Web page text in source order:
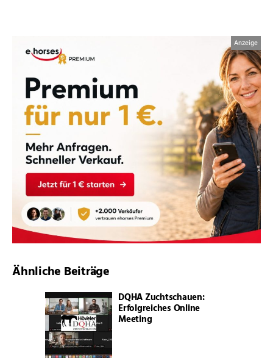
Ähnliche Beiträge
DQHA Zuchtschauen:
Erfolgreiches Online
Meeting